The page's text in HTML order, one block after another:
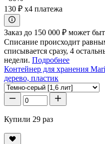
130 ₽ x4 платежа
Заказ до 150 000 ₽ может
Списание происходит
списывается сразу, 4
недели. Подробнее
Контейнер для хранения
дерево, пластик
Купили 29 раз